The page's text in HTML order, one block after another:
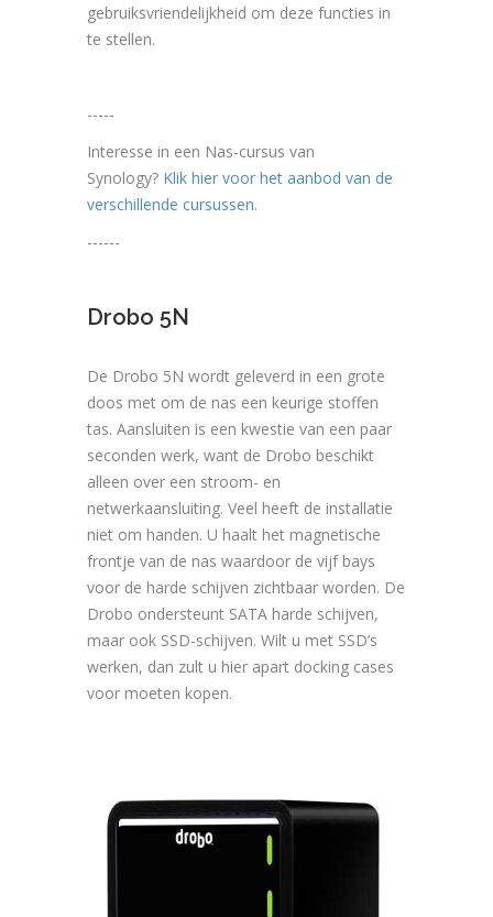
gebruiksvriendelijkheid om deze functies in
te stellen.
-----
Interesse in een Nas-cursus van
Synology? Klik hier voor het aanbod van de
verschillende cursussen.
------
Drobo 5N
De Drobo 5N wordt geleverd in een grote
doos met om de nas een keurige stoffen
tas. Aansluiten is een kwestie van een paar
seconden werk, want de Drobo beschikt
alleen over een stroom- en
netwerkaansluiting. Veel heeft de installatie
niet om handen. U haalt het magnetische
frontje van de nas waardoor de vijf bays
voor de harde schijven zichtbaar worden. De
Drobo ondersteunt SATA harde schijven,
maar ook SSD-schijven. Wilt u met SSD’s
werken, dan zult u hier apart docking cases
voor moeten kopen.